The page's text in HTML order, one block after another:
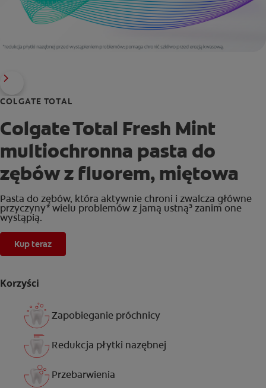
COLGATE TOTAL
Colgate Total Fresh Mint
multiochronna pasta do
zębów z fluorem, miętowa
Pasta do zębów, która aktywnie chroni i zwalcza główne
przyczyny* wielu problemów z jamą ustną³ zanim one
wystąpią.
Kup teraz
Korzyści
Zapobieganie próchnicy
Redukcja płytki nazębnej
Przebarwienia